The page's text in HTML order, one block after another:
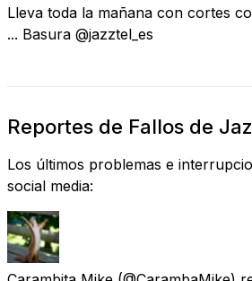
Lleva toda la mañana con cortes
... Basura @jazztel_es
Reportes de Fallos de
Los últimos problemas e
social media: